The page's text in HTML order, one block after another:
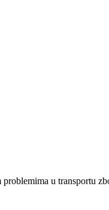
u transportu